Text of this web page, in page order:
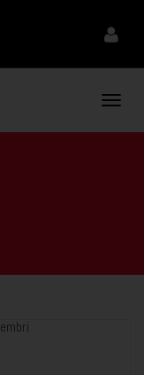
Movil